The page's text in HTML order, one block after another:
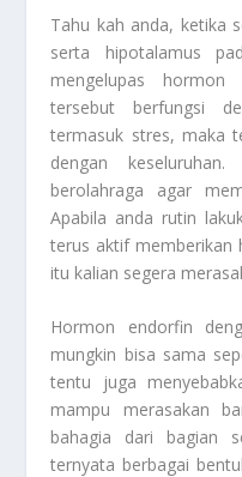
Tahu kah anda, ketika
serta hipotalamus
mengelupas
tersebut berfungsi
termasuk stres, maka
dengan
berolahraga agar
Apabila anda rutin
terus aktif memberikan
itu kalian segera
Hormon endorfin
mungkin bisa sama
tentu juga
mampu merasakan
bahagia dari bagian
ternyata berbagai